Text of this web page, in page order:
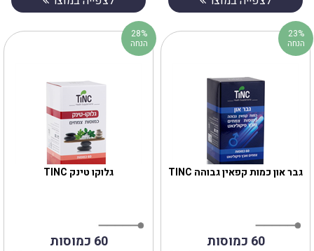
גלוקו טינק TINC
60 כמוסות
28%
הנחה
גבר און כמות קפאין גבוהה TINC
60 כמוסות
23%
הנחה